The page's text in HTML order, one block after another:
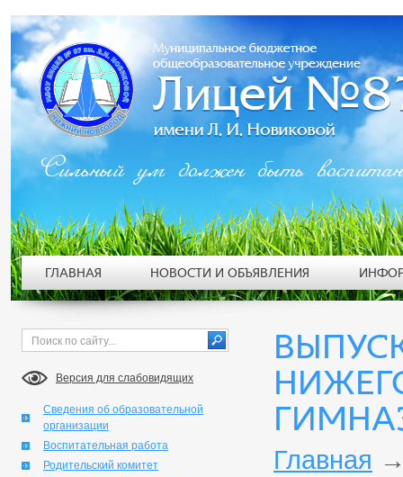
Версия для слабовидящих
Сведения об образовательной
организации
Воспитательная работа
Родительский комитет
Главная
Сильный ум должен быть
ГЛАВНАЯ НОВОСТИ И ОБЪЯВЛЕНИЯ